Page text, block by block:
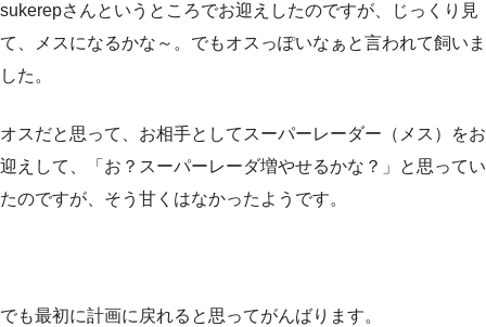
sukerepさんというところでお迎えしたのですが、じっくり見
て、メスになるかな～。でもオスっぽいなぁと言われて飼いま
した。
オスだと思って、お相手としてスーパーレーダー（メス）をお
迎えして、「お？スーパーレーダ増やせるかな？」と思ってい
たのですが、そう甘くはなかったようです。
でも最初に計画に戻れると思ってがんばります。